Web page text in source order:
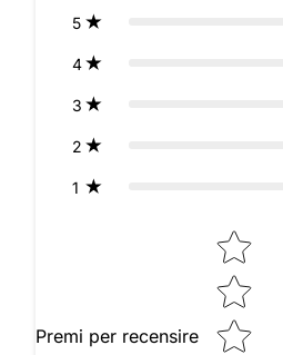
5
4
3
2
1
Premi per recensire
Star rating